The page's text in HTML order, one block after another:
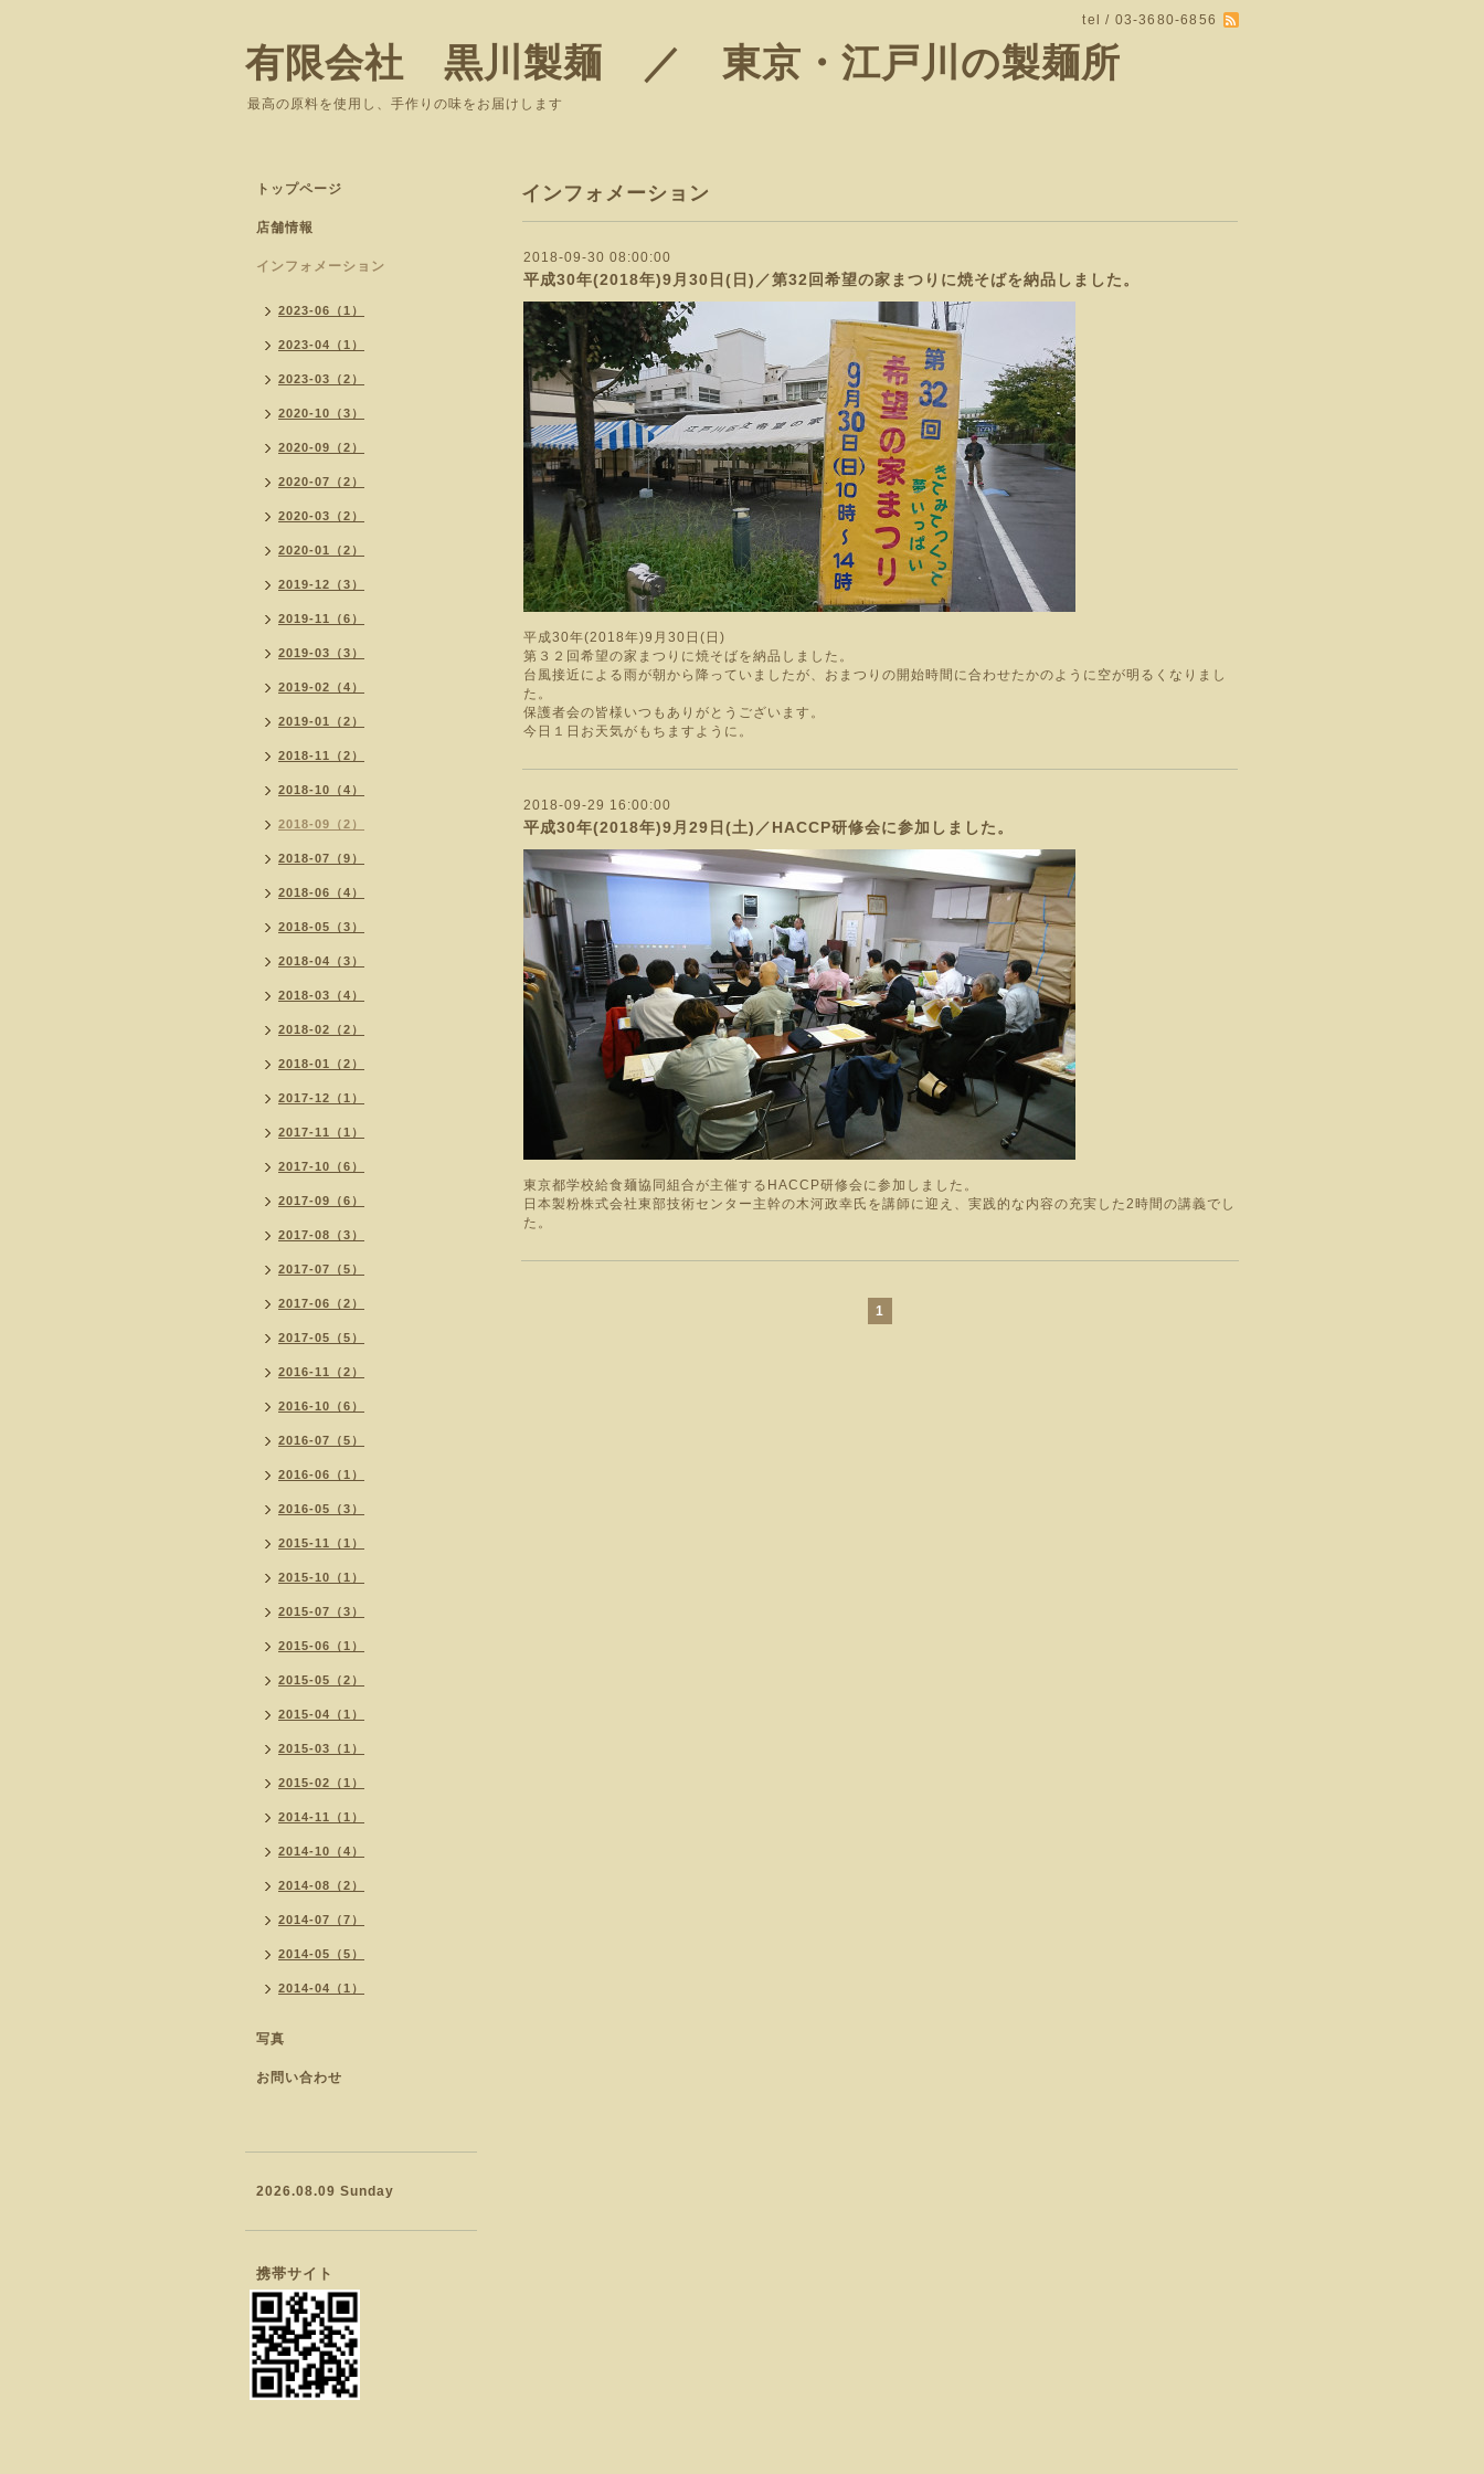
tel / 03-3680-6856
有限会社 黒川製麺 ／ 東京・江戸川の製麺所
最高の原料を使用し、手作りの味をお届けします
インフォメーション
2018-09-30 08:00:00
平成30年(2018年)9月30日(日)／第32回希望の家まつりに焼そばを納品しました。
平成30年(2018年)9月30日(日)
第３２回希望の家まつりに焼そばを納品しました。
台風接近による雨が朝から降っていましたが、おまつりの開始時間に合わせたかのように空が明るくなりまし
た。
保護者会の皆様いつもありがとうございます。
今日１日お天気がもちますように。
2018-09-29 16:00:00
平成30年(2018年)9月29日(土)／HACCP研修会に参加しました。
東京都学校給食麺協同組合が主催するHACCP研修会に参加しました。
日本製粉株式会社東部技術センター主幹の木河政幸氏を講師に迎え、実践的な内容の充実した2時間の講義でし
た。
1
トップページ
店舗情報
インフォメーション
2023-06（1）
2023-04（1）
2023-03（2）
2020-10（3）
2020-09（2）
2020-07（2）
2020-03（2）
2020-01（2）
2019-12（3）
2019-11（6）
2019-03（3）
2019-02（4）
2019-01（2）
2018-11（2）
2018-10（4）
2018-09（2）
2018-07（9）
2018-06（4）
2018-05（3）
2018-04（3）
2018-03（4）
2018-02（2）
2018-01（2）
2017-12（1）
2017-11（1）
2017-10（6）
2017-09（6）
2017-08（3）
2017-07（5）
2017-06（2）
2017-05（5）
2016-11（2）
2016-10（6）
2016-07（5）
2016-06（1）
2016-05（3）
2015-11（1）
2015-10（1）
2015-07（3）
2015-06（1）
2015-05（2）
2015-04（1）
2015-03（1）
2015-02（1）
2014-11（1）
2014-10（4）
2014-08（2）
2014-07（7）
2014-05（5）
2014-04（1）
写真
お問い合わせ
2026.08.09 Sunday
携帯サイト